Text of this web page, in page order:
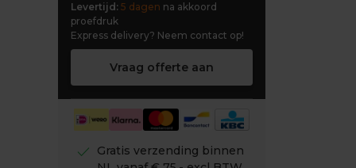
Levertijd: 5 dagen na akkoord
proefdruk
Express delivery? Neem contact op!
Vraag offerte aan
check
Gratis verzending binnen